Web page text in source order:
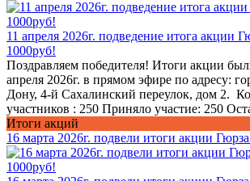
11 апреля 2026г. подведение итога акции
1000руб!
Поздравляем победителя! Итоги акции
апреля 2026г. в прямом эфире по адресу:
Дону, 4-й Сахалинский переулок, дом 2.
участников : 250 Приняло участие: 250
Итоги акций
16 марта 2026г. подвели итоги акции